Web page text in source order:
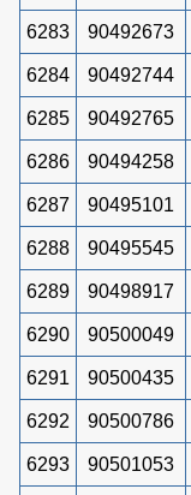
6283 90492673
6284 90492744
6285 90492765
6286 90494258
6287 90495101
6288 90495545
6289 90498917
6290 90500049
6291 90500435
6292 90500786
6293 90501053